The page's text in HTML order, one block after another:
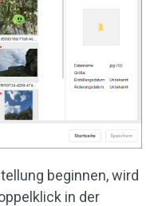
beginnen, wird
in der